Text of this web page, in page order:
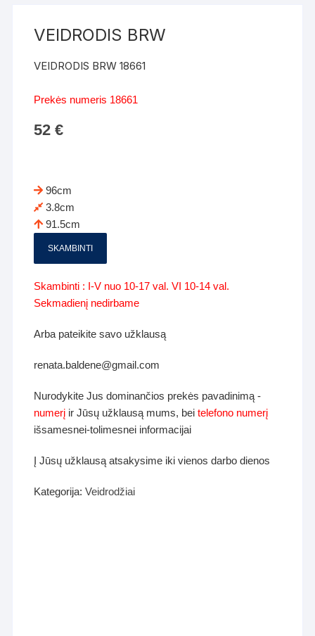
VEIDRODIS BRW
VEIDRODIS BRW 18661
Prekės numeris 18661
52€
96cm
3.8cm
91.5cm
SKAMBINTI
Skambinti : I-V nuo 10-17 val. VI 10-14 val.
Sekmadienį nedirbame
Arba pateikite savo užklausą
renata.baldene@gmail.com
Nurodykite Jus dominančios prekės pavadinimą -
numerį ir Jūsų užklausą mums, beitelefono numerį
išsamesnei-tolimesnei informacijai
Į Jūsų užklausą atsakysime iki vienos darbo dienos
Kategorija:Veidrodžiai